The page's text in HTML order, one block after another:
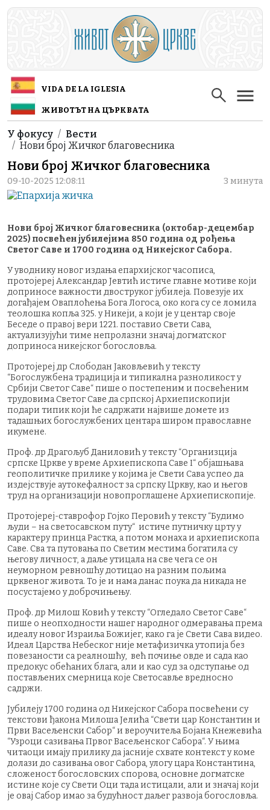
Skip to main content
VIDA DE LA IGLESIA
ЖИВОТЪТ НА ЦЪРКВАТА
Breadcrumb
У фокусу
Вести
Нови број Жичког благовесника
Нови број Жичког благовесника
09-10-2025 12:08:11 3 минута
Нови број Жичког благовесника (октобар-децембар
2025) посвећен јубилејима 850 година од рођења
Светог Саве и 1700 година од Никејског Сабора.
У уводнику новог издања епархијског часописа,
протојереј Александар Јевтић истиче главне мотиве који
доприносе важности двоструког јубилеја. Повезује их
догађајем Оваплоћења Бога Логоса, око кога су се ломила
теолошка копља 325. у Никеји, а који је у центар своје
Беседе о правој вери 1221. поставио Свети Сава,
актуализујући тиме непролазни значај догматског
доприноса никејског богословља.
Протојереј др Слободан Јаковљевић у тексту
“Богослужбена традиција и типикална разноликост у
Србији Светог Саве“ пише о постепеним и посвећеним
трудовима Светог Саве да српској Архиепископији
подари типик који ће садржати највише домете из
тадашњих богослужбених центара широм православне
икумене.
Проф. др Драгољуб Даниловић у тексту “Организција
српске Цркве у време Архиепископа Саве I“ објашњава
геополитичке прилике у којима је Свети Сава успео да
издејствује аутокефалност за српску Цркву, као и његов
труд на организацији новопроглашене Архиепископије.
Протојереј-ставрофор Гојко Перовић у тексту “Будимо
људи – на светосавском путу“ истиче путничку црту у
карактеру принца Растка, а потом монаха и архиепископа
Саве. Сва та путовања по Светим местима богатила су
његову личност, а даље утицала на све чега се он
неуморном ревношћу дотицао на разним пољима
црквеног живота. То је и нама данас поука да никада не
посустајемо у доброчињењу.
Проф. др Милош Ковић у тексту “Огледало Светог Саве“
пише о неопходности нашег народног одмеравања према
идеалу новог Израиља Божијег, како га је Свети Сава видео.
Идеал Царства Небеског није метафизичка утопија без
повезаности са реалношћу, већ почиње овде и сада као
предокус обећаних блага, али и као суд за одступање од
постављених смерница које Светосавље вредносно
садржи.
Јубилеју 1700 година од Никејског Сабора посвећени су
текстови ђакона Милоша Јелића “Свети цар Константин и
Први Васељенски Сабор“ и вероучитеља Бојана Кнежевића
“Узроци сазивања Првог Васељенског Сабора“. У њима
читаоци имају прилику да јасније схвате контекст у коме
долази до сазивања овог Сабора, улогу цара Константина,
сложеност богословских спорова, основне догматске
истине које су Свети Оци тада истицали, али и значај који
је овај Сабор имао за будућност даљег развоја богословља.